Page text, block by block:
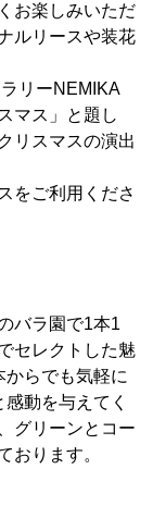
お楽しみいただ
ルリースや装花
リーNEMIKA
マス」と題し
リスマスの演出
をご利用くださ
バラ園で1本1
セレクトした魅
らでも気軽に
動を与えてく
グリーンとコー
おります。